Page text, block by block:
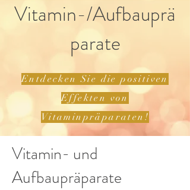
Vitamin-/Aufbauprä
parate
Entdecken Sie die positiven
Effekten von
Vitaminpräparaten!
Vitamin- und
Aufbaupräparate